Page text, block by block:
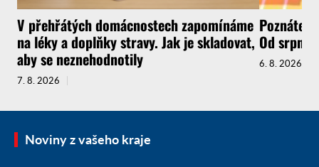
V přehřátých domácnostech zapomínáme
na léky a doplňky stravy. Jak je skladovat,
aby se neznehodnotily
7. 8. 2026
Poznáte,
Od srpna
6. 8. 2026
Noviny z vašeho kraje